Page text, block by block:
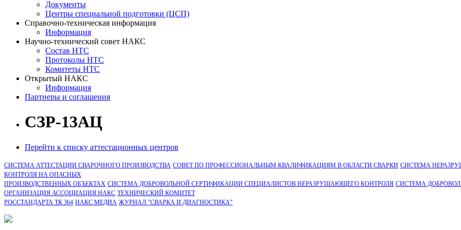
Документы
Центры специальной подготовки (ЦСП)
Справочно-техническая информация
Информация
Научно-технический совет НАКС
Состав НТС
Протоколы НТС
Комитеты НТС
Открытый НАКС
Информация
Партнеры и соглашения
СЗР-13АЦ
Перейти к списку аттестационных центров
СИСТЕМА АТТЕСТАЦИИ СВАРОЧНОГО ПРОИЗВОДСТВА СОВЕТ ПО ПРОФЕССИОНАЛЬНЫМ КВАЛИФИКАЦИЯМ В ОБЛАСТИ СВАРКИ СИСТЕМА
КОНТРОЛЯ НА ОПАСНЫХ
ПРОИЗВОДСТВЕННЫХ ОБЪЕКТАХ СИСТЕМА ДОБРОВОЛЬНОЙ СЕРТИФИКАЦИИ СПЕЦИАЛИСТОВ НЕРАЗРУШАЮЩЕГО КОНТРОЛЯ СИСТЕМА
ОРГАНИЗАЦИЯ АССОЦИАЦИЯ НАКС ТЕХНИЧЕСКИЙ КОМИТЕТ
РОССТАНДАРТА ТК 364 НАКС МЕДИА ЖУРНАЛ "СВАРКА И ДИАГНОСТИКА"